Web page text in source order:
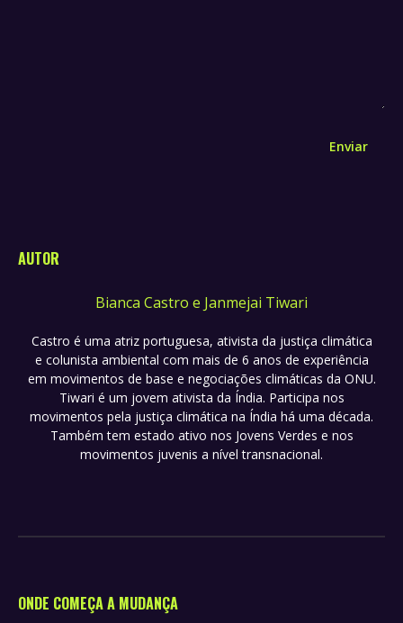
Enviar
AUTOR
Bianca Castro e Janmejai Tiwari
Castro é uma atriz portuguesa, ativista da justiça climática
e colunista ambiental com mais de 6 anos de experiência
em movimentos de base e negociações climáticas da ONU.
Tiwari é um jovem ativista da Índia. Participa nos
movimentos pela justiça climática na Índia há uma década.
Também tem estado ativo nos Jovens Verdes e nos
movimentos juvenis a nível transnacional.
ONDE COMEÇA A MUDANÇA